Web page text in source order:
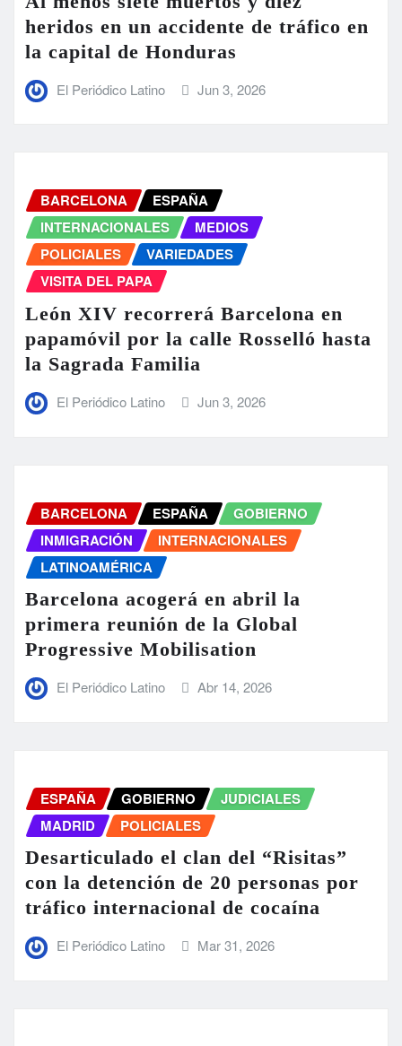
heridos en un accidente de tráfico en
la capital de Honduras
El Periódico Latino Jun 3, 2026
BARCELONA
ESPAÑA
INTERNACIONALES
MEDIOS
POLICIALES
VARIEDADES
VISITA DEL PAPA
León XIV recorrerá Barcelona en
papamóvil por la calle Rosselló hasta
la Sagrada Familia
El Periódico Latino Jun 3, 2026
BARCELONA ESPAÑA
GOBIERNO
INMIGRACIÓN
INTERNACIONALES
LATINOAMÉRICA
Barcelona acogerá en abril la
primera reunión de la Global
Progressive Mobilisation
El Periódico Latino Abr 14, 2026
ESPAÑA GOBIERNO
JUDICIALES
MADRID
POLICIALES
Desarticulado el clan del “Risitas”
con la detención de 20 personas por
tráfico internacional de cocaína
El Periódico Latino Mar 31, 2026